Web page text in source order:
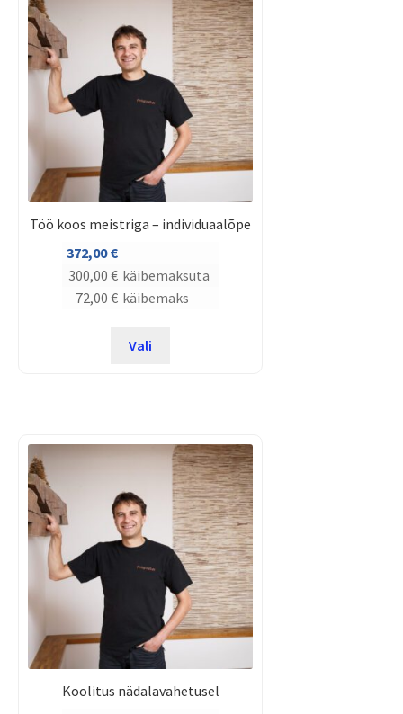
Töö koos meistriga – individuaalõpe
372,00€
300,00 € käibemaksuta
72,00 € käibemaks
Vali
Koolitus nädalavahetusel